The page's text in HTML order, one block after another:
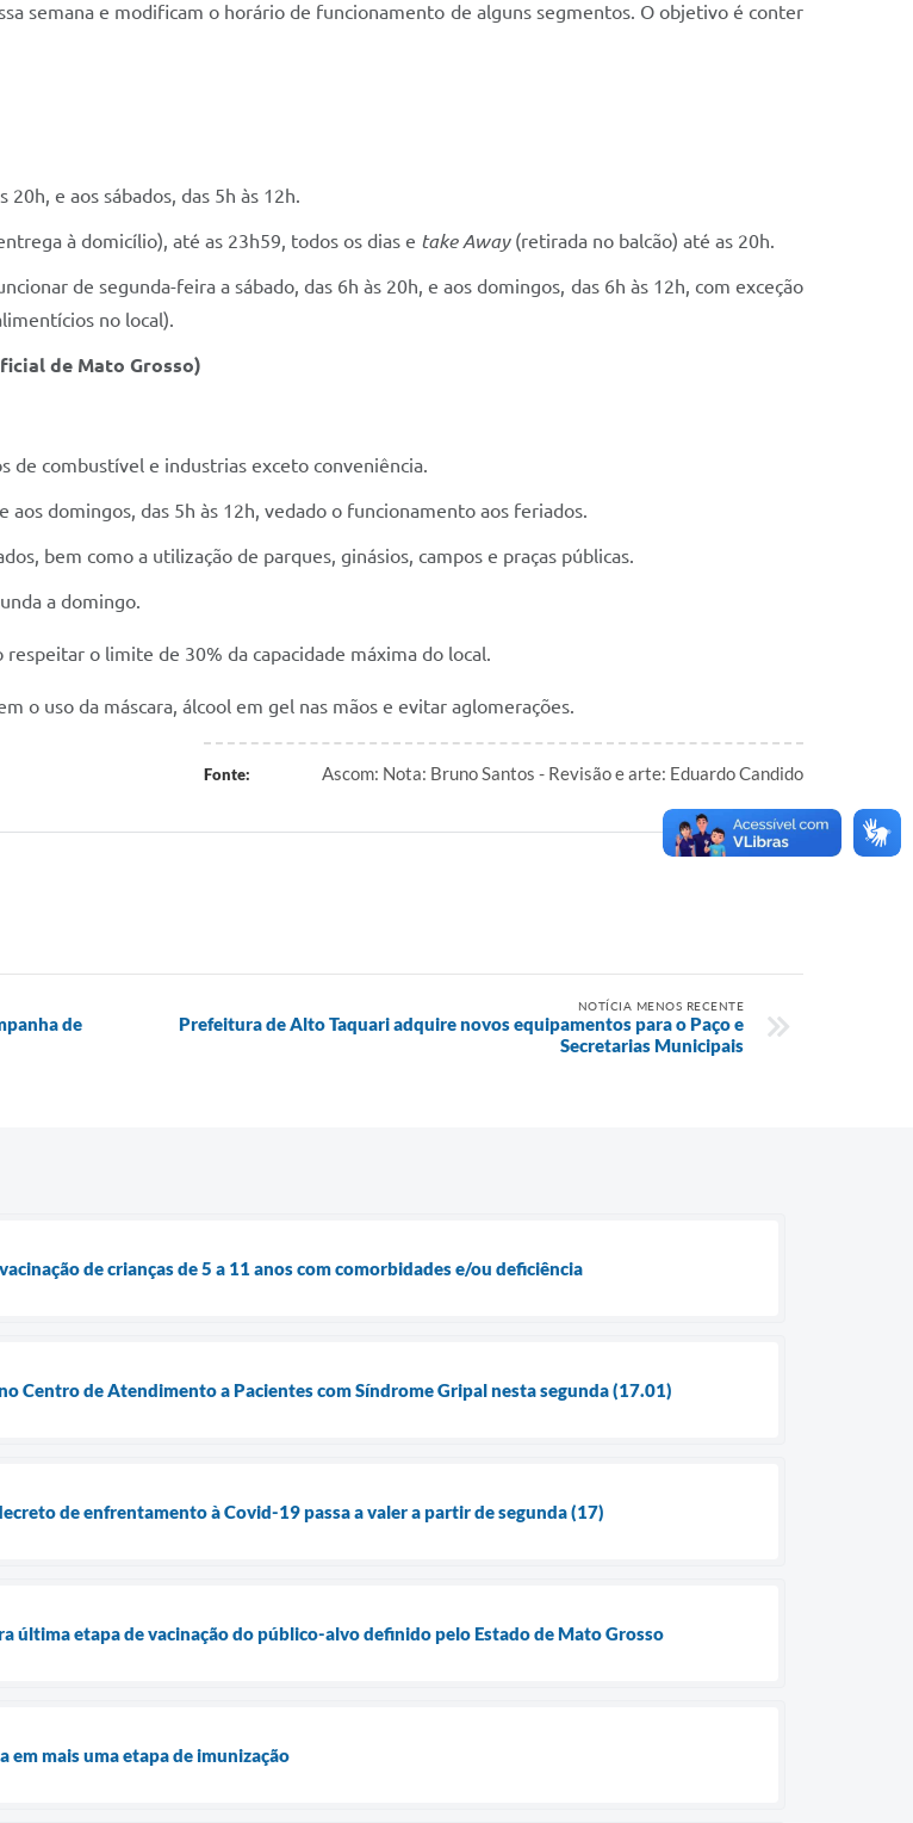
semana e modificam o horário de funcionamento de alguns segmentos. O objetivo é conter
e aos sábados, das 5h às 12h.
à domicílio), até as 23h59, todos os dias e take Away(retirada no balcão) até as 20h.
de segunda-feira a sábado, das 6h às 20h, e aos domingos, das 6h às 12h, com exceção
no local).
de Mato Grosso)
de combustível e industrias exceto conveniência.
aos domingos, das 5h às 12h, vedado o funcionamento aos feriados.
bem como a utilização de parques, ginásios, campos e praças públicas.
a domingo.
o limite de 30% da capacidade máxima do local.
o uso da máscara, álcool em gel nas mãos e evitar aglomerações.
Fonte: Ascom: Nota: Bruno Santos - Revisão e arte: Eduardo Candido
de
NOTÍCIA MENOS RECENTE
Prefeitura de Alto Taquari adquire novos equipamentos para o Paço e
Secretarias Municipais
de crianças de 5 a 11 anos com comorbidades e/ou deficiência
Centro de Atendimento a Pacientes com Síndrome Gripal nesta segunda (17.01)
de enfrentamento à Covid-19 passa a valer a partir de segunda (17)
última etapa de vacinação do público-alvo definido pelo Estado de Mato Grosso
mais uma etapa de imunização